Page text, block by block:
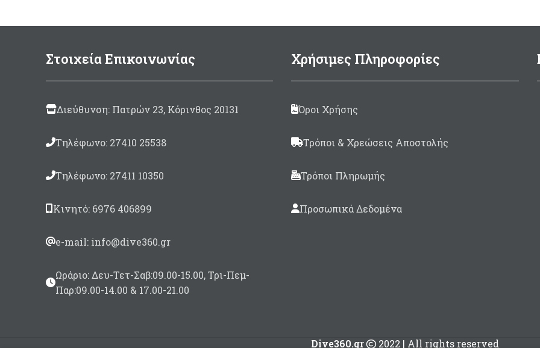
Στοιχεία Επικοινωνίας
Διεύθυνση: Πατρών 23, Κόρινθος 20131
Τηλέφωνο: 27410 25538
Τηλέφωνο: 27411 10350
Κινητό: 6976 406899
e-mail: info@dive360.gr
Ωράριο: Δευ-Τετ-Σαβ:09.00-15.00, Τρι-Πεμ-
Παρ:09.00-14.00 & 17.00-21.00
Χρήσιμες Πληροφορίες
Όροι Χρήσης
Τρόποι & Χρεώσεις Αποστολής
Τρόποι Πληρωμής
Προσωπικά Δεδομένα
Dive360.gr 2022 | All rights reserved